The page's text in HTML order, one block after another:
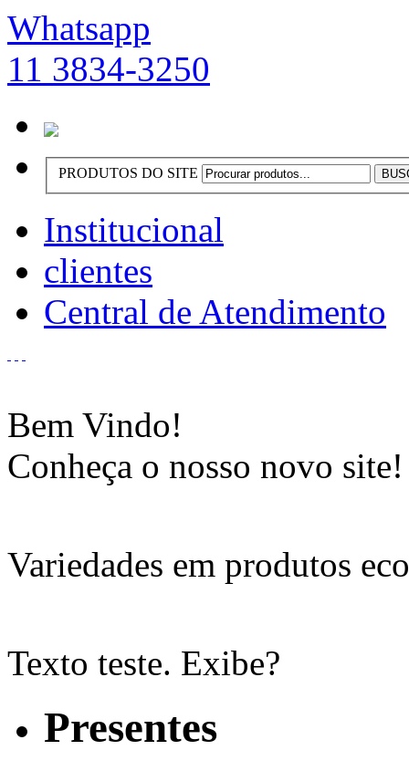
Whatsapp
11 3834-3250
PRODUTOS DO SITE
Institucional
clientes
Central de Atendimento
Bem Vindo!
Conheça o nosso novo site!
Variedades em produtos
Texto teste. Exibe?
Presentes